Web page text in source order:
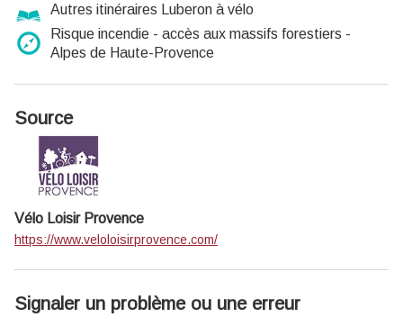
Autres itinéraires Luberon à vélo
Risque incendie - accès aux massifs forestiers -
Alpes de Haute-Provence
Source
Vélo Loisir Provence
https://www.veloloisirprovence.com/
Signaler un problème ou une erreur